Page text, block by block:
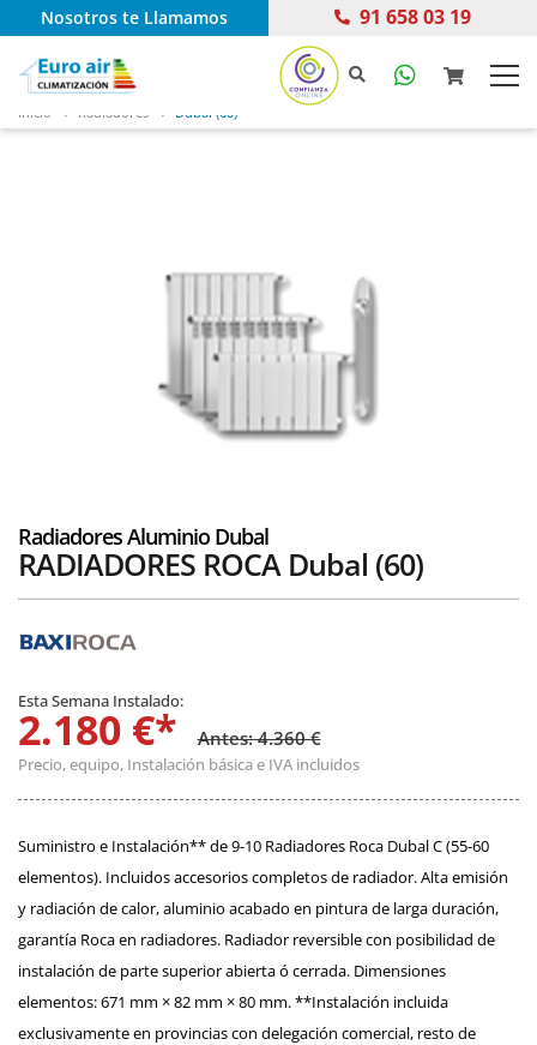
Nosotros te Llamamos 91 658 03 19
Inicio Radiadores Dubal (60)
Radiadores Aluminio Dubal
RADIADORES ROCA Dubal (60)
Esta Semana Instalado:
2.180 €* Antes: 4.360 €
Precio, equipo, Instalación básica e IVA incluidos
Suministro e Instalación** de 9-10 Radiadores Roca Dubal C (55-60
elementos). Incluidos accesorios completos de radiador. Alta emisión
y radiación de calor, aluminio acabado en pintura de larga duración,
garantía Roca en radiadores. Radiador reversible con posibilidad de
instalación de parte superior abierta ó cerrada. Dimensiones
elementos: 671 mm × 82 mm × 80 mm. **Instalación incluida
exclusivamente en provincias con delegación comercial, resto de